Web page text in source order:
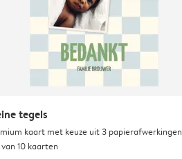
tegels
kaart met keuze uit 3 papierafwerkingen
10 kaarten